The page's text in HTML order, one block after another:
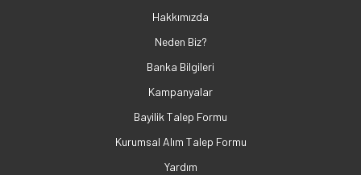
Hakkımızda
Neden Biz?
Banka Bilgileri
Kampanyalar
Bayilik Talep Formu
Kurumsal Alım Talep Formu
Yardım